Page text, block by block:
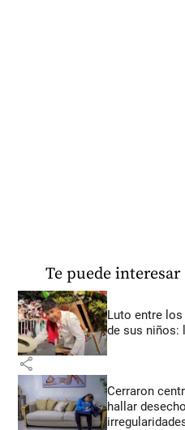
Te puede interesar
Luto entre
de sus niños:
share
Cerraron
hallar